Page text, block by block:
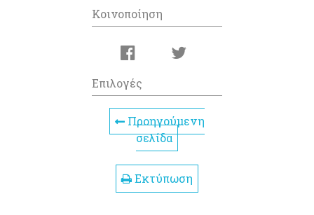
Κοινοποίηση
Επιλογές
Προηγούμενη
σελίδα
Εκτύπωση